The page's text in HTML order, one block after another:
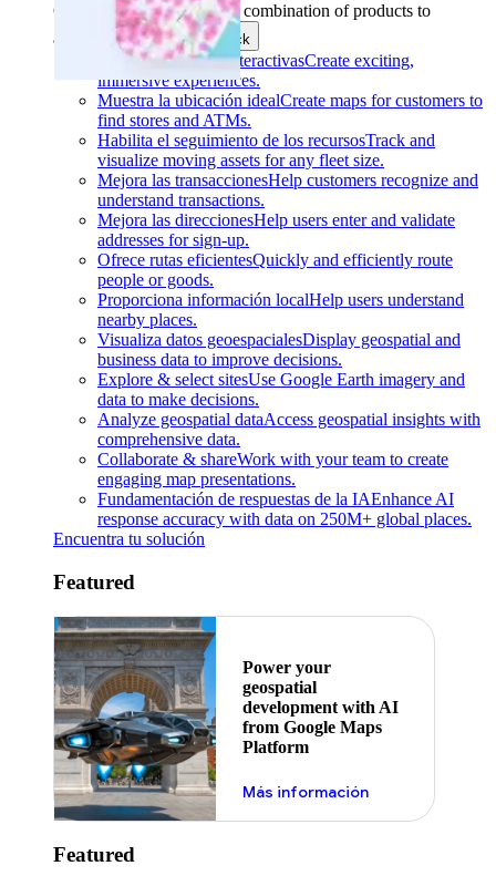
Casos de usoFind the right combination of products to
achieve your goals.
Back
Crea experiencias interactivasCreate exciting,
immersive experiences.
Muestra la ubicación idealCreate maps for customers to
find stores and ATMs.
Habilita el seguimiento de los recursosTrack and
visualize moving assets for any fleet size.
Mejora las transaccionesHelp customers recognize and
understand transactions.
Mejora las direccionesHelp users enter and validate
addresses for sign-up.
Ofrece rutas eficientesQuickly and efficiently route
people or goods.
Proporciona información localHelp users understand
nearby places.
Visualiza datos geoespacialesDisplay geospatial and
business data to improve decisions.
Explore & select sitesUse Google Earth imagery and
data to make decisions.
Analyze geospatial dataAccess geospatial insights with
comprehensive data.
Collaborate & shareWork with your team to create
engaging map presentations.
Fundamentación de respuestas de la IAEnhance AI
response accuracy with data on 250M+ global places.
Encuentra tu solución
Featured
Power your
geospatial
development with AI
from Google Maps
Platform
Más información
Featured